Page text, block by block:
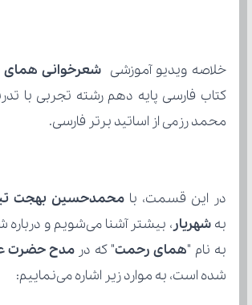
خلاصه ویدیو آموزشی شعرخوانی همای
محمد رزمی از اساتید برتر فارسی.
در این قسمت، با محمدحسین بهجت
به شهریار
به نام "همای رحمت" که در مدح حضرت
شده است، به موارد زیر اشاره می‌نماییم: